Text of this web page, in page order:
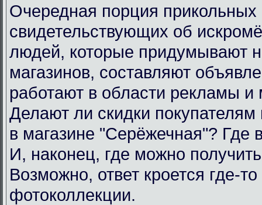
Очередная порция прикольных
свидетельствующих об
людей, которые придумывают
магазинов, составляют
работают в области рекламы и
Делают ли скидки
в магазине "Серёжечная"? Где
И, наконец, где можно
Возможно, ответ кроется где-то
фотоколлекции.